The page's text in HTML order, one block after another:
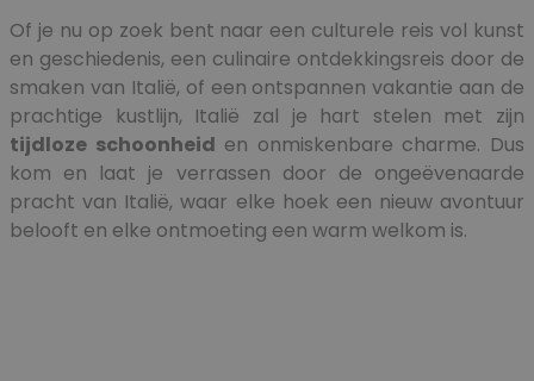
Of je nu op zoek bent naar een culturele reis vol kunst
en geschiedenis, een culinaire ontdekkingsreis door de
smaken van Italië, of een ontspannen vakantie aan de
prachtige kustlijn, Italië zal je hart stelen met zijn
tijdloze schoonheid en onmiskenbare charme. Dus
kom en laat je verrassen door de ongeëvenaarde
pracht van Italië, waar elke hoek een nieuw avontuur
belooft en elke ontmoeting een warm welkom is.